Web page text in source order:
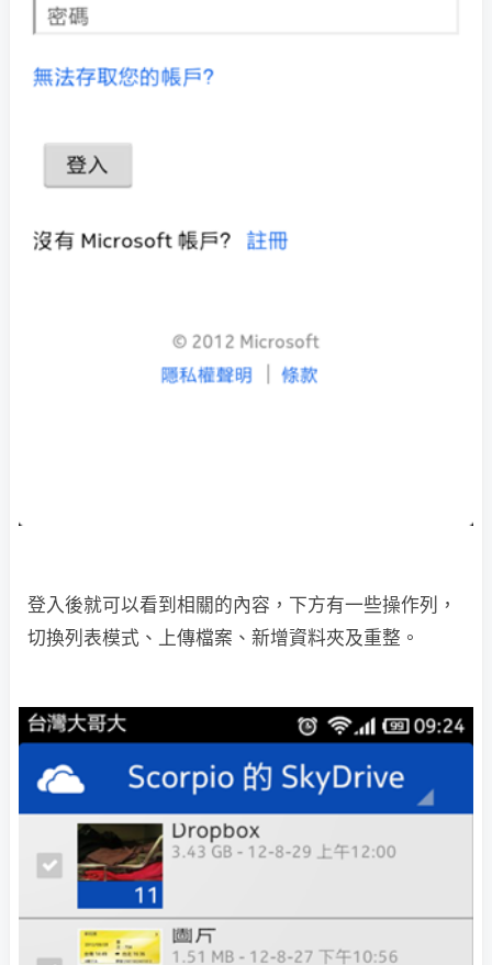
登入後就可以看到相關的內容，下方有一些操作列，
切換列表模式、上傳檔案、新增資料夾及重整。